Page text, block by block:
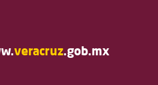
veracruz.gob.mx